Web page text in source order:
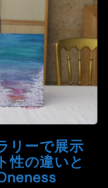
リーで展示
性の違いと